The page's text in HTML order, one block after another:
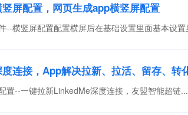
屏配置，网页生成app横竖屏配置
--横竖屏配置配置横屏后在基础设置里面基本设
连接，App解决拉新、拉活、留存、转
置--一键拉新LinkedMe深度连接，友盟智能超链...